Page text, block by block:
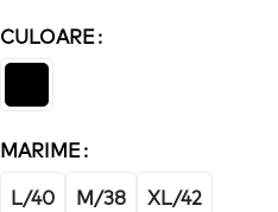
CULOARE
MARIME
L/40 M/38 XL/42